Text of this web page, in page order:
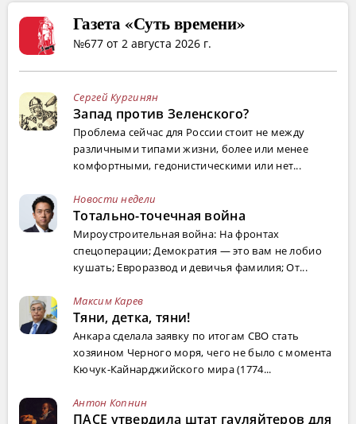
Газета «Суть времени»
№677 от 2 августа 2026 г.
Сергей Кургинян
Запад против Зеленского?
Проблема сейчас для России стоит не между
различными типами жизни, более или менее
комфортными, гедонистическими или нет...
Новости недели
Тотально-точечная война
Мироустроительная война: На фронтах
спецоперации; Демократия — это вам не лобио
кушать; Евроразвод и девичья фамилия; От...
Максим Карев
Тяни, детка, тяни!
Анкара сделала заявку по итогам СВО стать
хозяином Черного моря, чего не было с момента
Кючук-Кайнарджийского мира (1774...
Антон Копнин
ПАСЕ утвердила штат гауляйтеров для